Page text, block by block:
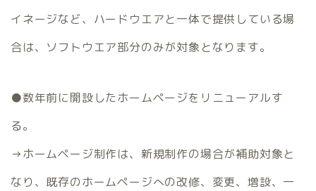
イネージなど、ハードウエアと一体で提供している場
合は、ソフトウエア部分のみが対象となります。
●数年前に開設したホームページをリニューアルす
る。
→ホームページ制作は、新規制作の場合が補助対象と
なり、既存のホームページへの改修、変更、増設、一